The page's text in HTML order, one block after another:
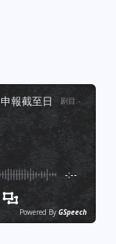
剧目 :-
-:--
Powered By GSpeech